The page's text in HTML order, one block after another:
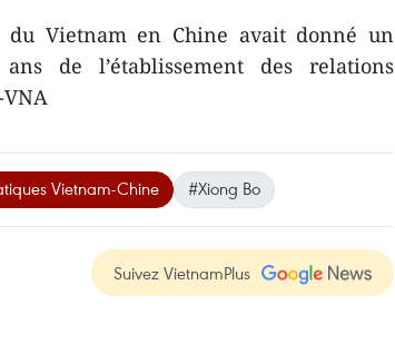
du Vietnam en Chine avait donné un
de l’établissement des relations
Vietnam-Chine #Xiong Bo
Suivez VietnamPlus